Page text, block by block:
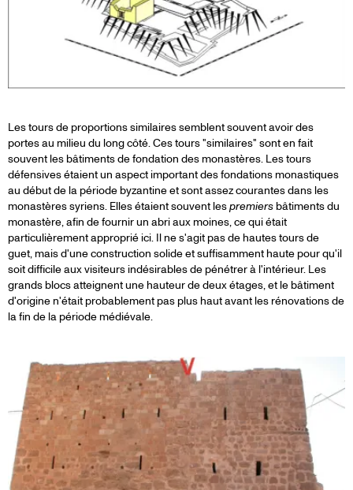
Les tours de proportions similaires semblent souvent avoir des
portes au milieu du long côté. Ces tours "similaires" sont en fait
souvent les bâtiments de fondation des monastères. Les tours
défensives étaient un aspect important des fondations monastiques
au début de la période byzantine et sont assez courantes dans les
monastères syriens. Elles étaient souvent lespremiers bâtiments du
monastère, afin de fournir un abri aux moines, ce qui était
particulièrement approprié ici. Il ne s'agit pas de hautes tours de
guet, mais d'une construction solide et suffisamment haute pour qu'il
soit difficile aux visiteurs indésirables de pénétrer à l'intérieur. Les
grands blocs atteignent une hauteur de deux étages, et le bâtiment
d'origine n'était probablement pas plus haut avant les rénovations de
la fin de la période médiévale.